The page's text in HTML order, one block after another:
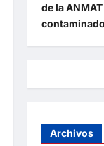
de la
contaminado
Archivos